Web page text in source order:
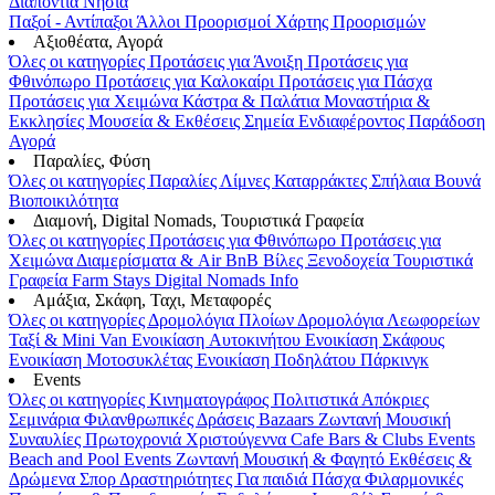
Παξοί - Αντίπαξοι Άλλοι Προορισμοί Χάρτης Προορισμών
Αξιοθέατα, Αγορά
Όλες οι κατηγορίες Προτάσεις για Άνοιξη Προτάσεις για
Φθινόπωρο Προτάσεις για Καλοκαίρι Προτάσεις για Πάσχα
Προτάσεις για Χειμώνα Κάστρα & Παλάτια Μοναστήρια &
Εκκλησίες Μουσεία & Εκθέσεις Σημεία Ενδιαφέροντος Παράδοση
Αγορά
Παραλίες, Φύση
Όλες οι κατηγορίες Παραλίες Λίμνες Καταρράκτες Σπήλαια Βουνά
Βιοποικιλότητα
Διαμονή, Digital Nomads, Τουριστικά Γραφεία
Όλες οι κατηγορίες Προτάσεις για Φθινόπωρο Προτάσεις για
Χειμώνα Διαμερίσματα & Air BnB Βίλες Ξενοδοχεία Τουριστικά
Γραφεία Farm Stays Digital Nomads Info
Αμάξια, Σκάφη, Ταχι, Μεταφορές
Όλες οι κατηγορίες Δρομολόγια Πλοίων Δρομολόγια Λεωφορείων
Ταξί & Μini Van Ενοικίαση Aυτοκινήτου Ενοικίαση Σκάφους
Ενοικίαση Μοτοσυκλέτας Ενοικίαση Ποδηλάτου Πάρκινγκ
Events
Όλες οι κατηγορίες Κινηματογράφος Πολιτιστικά Απόκριες
Σεμινάρια Φιλανθρωπικές Δράσεις Bazaars Ζωντανή Μουσική
Συναυλίες Πρωτοχρονιά Χριστούγεννα Cafe Bars & Clubs Events
Beach and Pool Events Ζωντανή Μουσική & Φαγητό Εκθέσεις &
Δρώμενα Σπορ Δραστηριότητες Για παιδιά Πάσχα Φιλαρμονικές